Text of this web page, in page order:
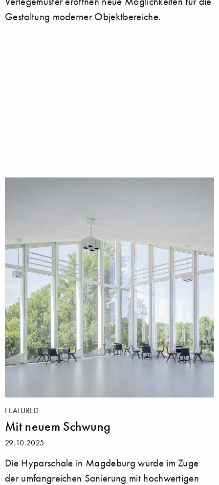
Gestaltung moderner Objektbereiche.
FEATURED
Mit neuem Schwung
29.10.2025
Die Hyparschale in Magdeburg wurde im Zuge
der umfangreichen Sanierung mit hochwertigen